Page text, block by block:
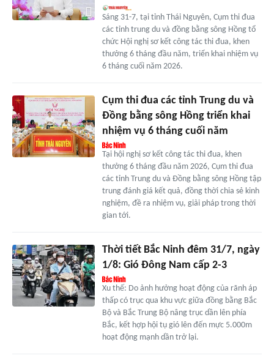
Sáng 31-7, tại tỉnh Thái Nguyên, Cụm thi đua
các tỉnh trung du và đồng bằng sông Hồng tổ
chức Hội nghị sơ kết công tác thi đua, khen
thưởng 6 tháng đầu năm, triển khai nhiệm vụ
6 tháng cuối năm 2026.
Cụm thi đua các tỉnh Trung du và
Đồng bằng sông Hồng triển khai
nhiệm vụ 6 tháng cuối năm
Tại hội nghị sơ kết công tác thi đua, khen
thưởng 6 tháng đầu năm 2026, Cụm thi đua
các tỉnh Trung du và Đồng bằng sông Hồng tập
trung đánh giá kết quả, đồng thời chia sẻ kinh
nghiệm, đề ra nhiệm vụ, giải pháp trong thời
gian tới.
Thời tiết Bắc Ninh đêm 31/7, ngày
1/8: Gió Đông Nam cấp 2-3
Xu thế: Do ảnh hưởng hoạt động của rãnh áp
thấp có trục qua khu vực giữa đồng bằng Bắc
Bộ và Bắc Trung Bộ nâng trục dần lên phía
Bắc, kết hợp hội tụ gió lên đến mực 5.000m
hoạt động mạnh dần trở lại.